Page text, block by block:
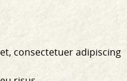
consectetuer adipiscing